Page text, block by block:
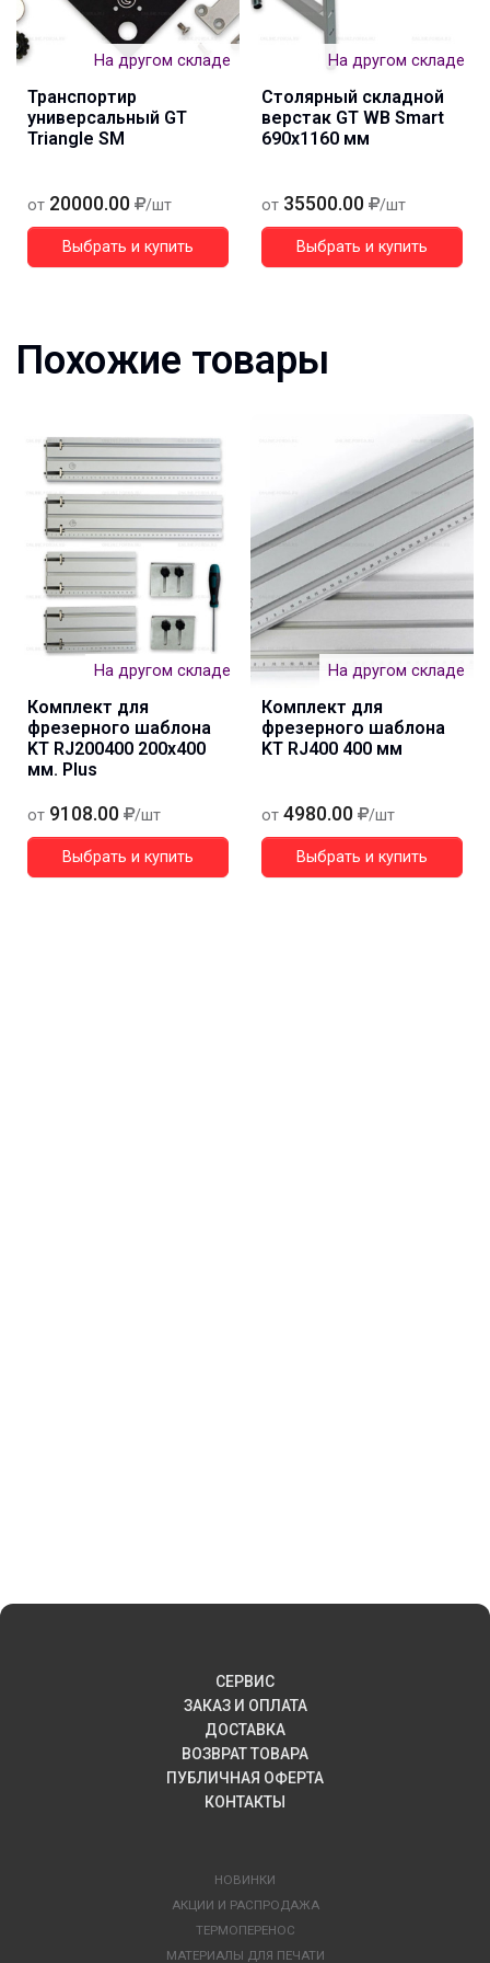
На другом складе
Транспортир
универсальный GT
Triangle SM
от 20000.00 /шт
Выбрать и купить
На другом складе
Столярный складной
верстак GT WB Smart
690x1160 мм
от 35500.00 /шт
Выбрать и купить
Похожие товары
На другом складе
Комплект для
фрезерного шаблона
KT RJ200400 200x400
мм. Plus
от 9108.00 /шт
Выбрать и купить
На другом складе
Комплект для
фрезерного шаблона
KT RJ400 400 мм
от 4980.00 /шт
Выбрать и купить
СЕРВИС
ЗАКАЗ И ОПЛАТА
ДОСТАВКА
ВОЗВРАТ ТОВАРА
ПУБЛИЧНАЯ ОФЕРТА
КОНТАКТЫ
НОВИНКИ
АКЦИИ И РАСПРОДАЖА
ТЕРМОПЕРЕНОС
МАТЕРИАЛЫ ДЛЯ ПЕЧАТИ